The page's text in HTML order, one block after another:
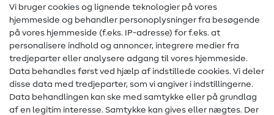
Syvejledninger
Hjælp & kontakt
Kontakt
Information om ændring af operatør
FAQ
Vi bruger cookies og lignende teknologier på vores
hjemmeside og behandler personoplysninger fra besøgende
på vores hjemmeside (f.eks. IP-adresse) for f.eks. at
personalisere indhold og annoncer, integrere medier fra
tredjeparter eller analysere adgang til vores hjemmeside.
Data behandles først ved hjælp af indstillede cookies. Vi deler
disse data med tredjeparter, som vi angiver i indstillingerne.
Data behandlingen kan ske med samtykke eller på grundlag
af en legitim interesse. Samtykke kan gives eller nægtes. Der